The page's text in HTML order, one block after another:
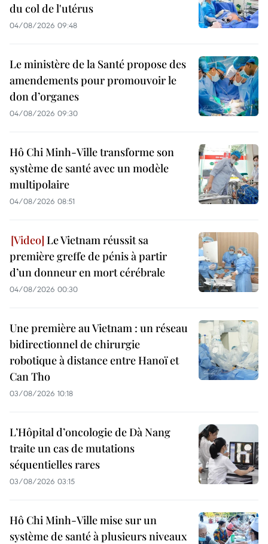
du col de l'utérus
04/08/2026 09:48
Le ministère de la Santé propose des
amendements pour promouvoir le
don d’organes
04/08/2026 09:30
Hô Chi Minh-Ville transforme son
système de santé avec un modèle
multipolaire
04/08/2026 08:51
Le Vietnam réussit sa
première greffe de pénis à partir
d’un donneur en mort cérébrale
04/08/2026 00:30
Une première au Vietnam : un réseau
bidirectionnel de chirurgie
robotique à distance entre Hanoï et
Can Tho
03/08/2026 10:18
L’Hôpital d’oncologie de Dà Nang
traite un cas de mutations
séquentielles rares
03/08/2026 03:15
Hô Chi Minh-Ville mise sur un
système de santé à plusieurs niveaux